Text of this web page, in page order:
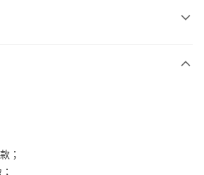
；